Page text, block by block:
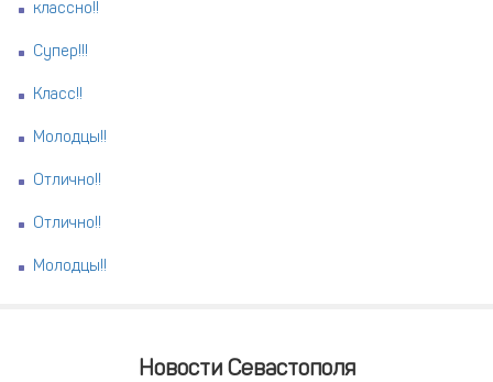
классно!!
Супер!!!
Класс!!
Молодцы!!
Отлично!!
Отлично!!
Молодцы!!
Новости Севастополя